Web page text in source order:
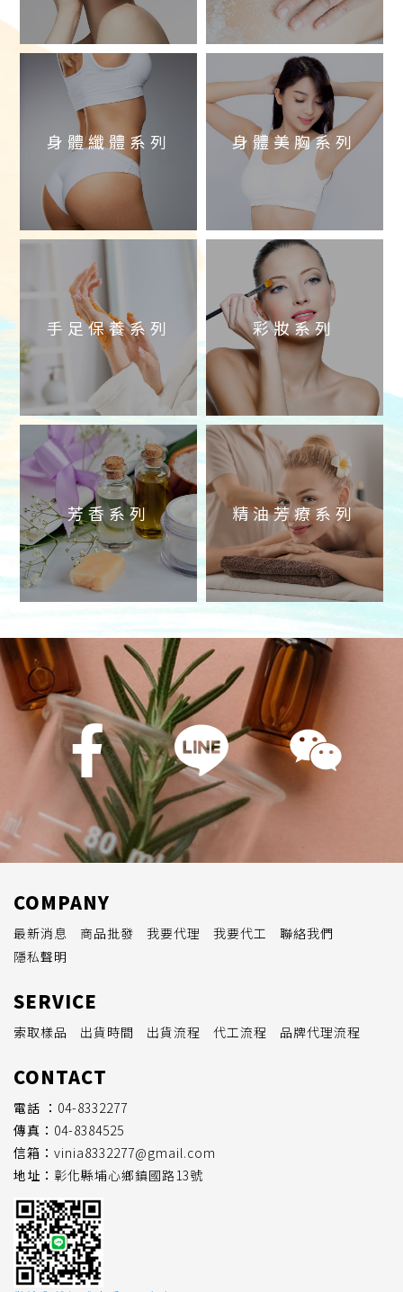
身體纖體系列 身體美胸系列
手足保養系列 彩妝系列
芳香系列 精油芳療系列
COMPANY
最新消息 商品批發 我要代理 我要代工
聯絡我們
隱私聲明
SERVICE
索取樣品 出貨時間 出貨流程 代工流程 品牌代理流程
CONTACT
電話 ： 04-8332277
傳真： 04-8384525
信箱： vinia8332277@gmail.com
地址： 彰化縣埔心鄉鎮國路13號